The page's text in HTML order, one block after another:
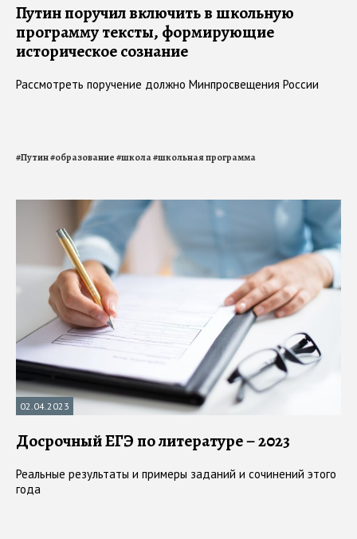
Путин поручил включить в школьную
программу тексты, формирующие
историческое сознание
Рассмотреть поручение должно Минпросвещения России
#Путин#образование#школа#школьная программа
02.04.2023
Досрочный ЕГЭ по литературе – 2023
Реальные результаты и примеры заданий и сочинений этого
года